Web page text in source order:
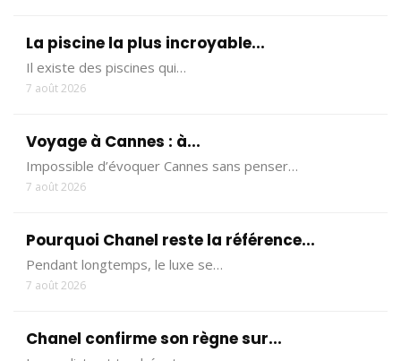
La piscine la plus incroyable...
Il existe des piscines qui…
7 août 2026
Voyage à Cannes : à...
Impossible d’évoquer Cannes sans penser…
7 août 2026
Pourquoi Chanel reste la référence...
Pendant longtemps, le luxe se…
7 août 2026
Chanel confirme son règne sur...